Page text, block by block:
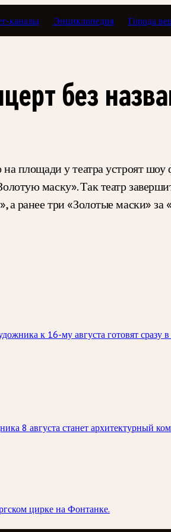
каналы Энциклопедия Города
без
площади у театра устроят
маску». Так театр
а ранее три «Золотые маски» за
к 16-му августа готовят сразу
8 августа станет архитектурный
цирке на Фонтанке.